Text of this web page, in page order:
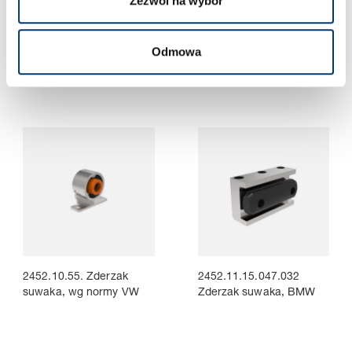
Odmowa
2452.10. Zderzak suwaka
2452.10.15. Zderzak
suwaka, BMW
2452.10.55. Zderzak
suwaka, wg normy VW
2452.11.15.047.032
Zderzak suwaka, BMW